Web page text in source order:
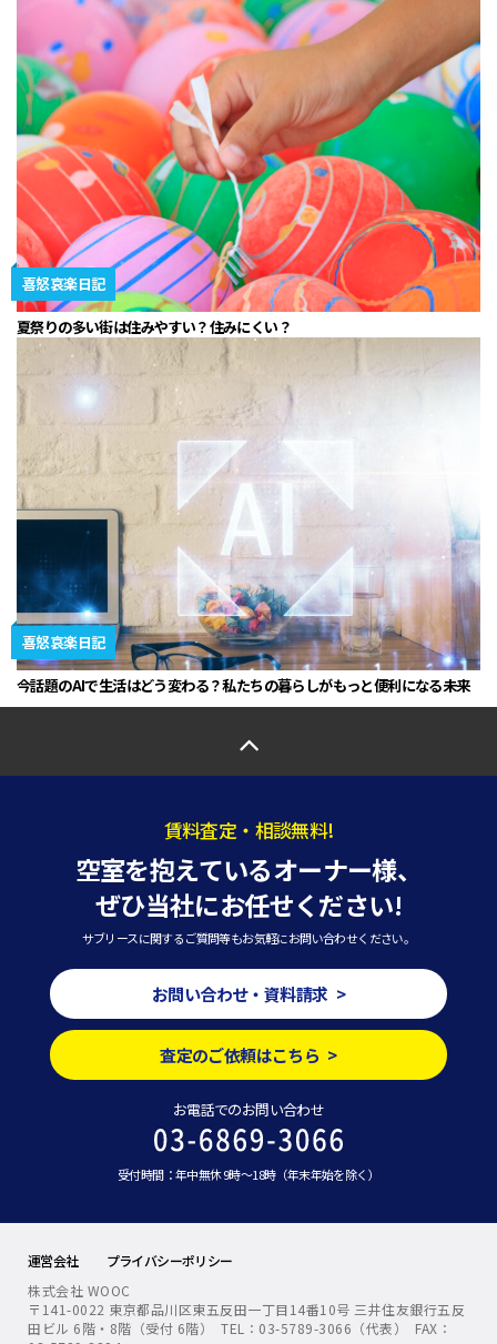
喜怒哀楽日記
夏祭りの多い街は住みやすい？住みにくい？
喜怒哀楽日記
今話題のAIで生活はどう変わる？私たちの暮らしがもっと便利になる未来
賃料査定・相談無料!
空室を抱えているオーナー様、
ぜひ当社にお任せください!
サブリースに関するご質問等もお気軽にお問い合わせください。
お問い合わせ・資料請求 >
査定のご依頼はこちら >
お電話でのお問い合わせ
受付時間：年中無休 9時～18時（年末年始を除く）
運営会社
プライバシーポリシー
株式会社 WOOC
〒141-0022 東京都品川区東五反田一丁目14番10号 三井住友銀行五反
田ビル 6階・8階（受付 6階） TEL：03-5789-3066（代表） FAX：